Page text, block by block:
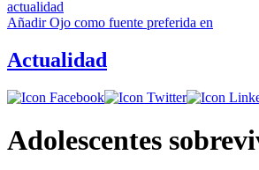
actualidad
AñadirOjo como fuente preferida en
Actualidad
Adolescentes